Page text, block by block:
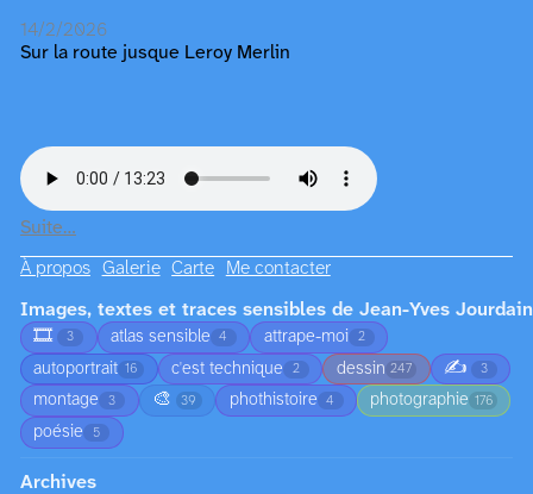
14/2/2026
Sur la route jusque Leroy Merlin
Suite…
À propos Galerie Carte Me contacter
Images, textes et traces sensibles de Jean-Yves Jourdain
🎞️
3 atlas sensible 4 attrape-moi 2
autoportrait 16 c'est technique 2 dessin 247 ✍️ 3
montage 3 🎨 39 phothistoire 4 photographie 176
poésie 5
Archives